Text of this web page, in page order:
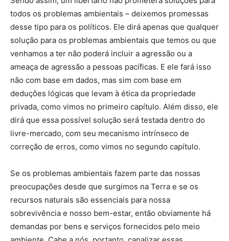
todos os problemas ambientais – deixemos promessas
desse tipo para os políticos. Ele dirá apenas que qualquer
solução para os problemas ambientais que temos ou que
venhamos a ter não poderá incluir a agressão ou a
ameaça de agressão a pessoas pacíficas. E ele fará isso
não com base em dados, mas sim com base em
deduções lógicas que levam à ética da propriedade
privada, como vimos no primeiro capítulo. Além disso, ele
dirá que essa possível solução será testada dentro do
livre-mercado, com seu mecanismo intrínseco de
correção de erros, como vimos no segundo capítulo.
Se os problemas ambientais fazem parte das nossas
preocupações desde que surgimos na Terra e se os
recursos naturais são essenciais para nossa
sobrevivência e nosso bem-estar, então obviamente há
demandas por bens e serviços fornecidos pelo meio